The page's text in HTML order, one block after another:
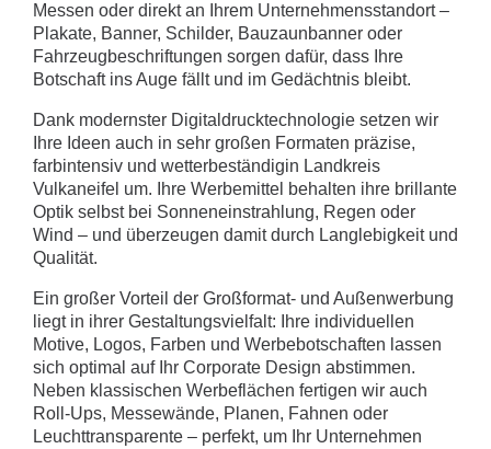
Messen oder direkt an Ihrem Unternehmensstandort –
Plakate, Banner, Schilder, Bauzaunbanner oder
Fahrzeugbeschriftungen sorgen dafür, dass Ihre
Botschaft ins Auge fällt und im Gedächtnis bleibt.
Dank modernster Digitaldrucktechnologie setzen wir
Ihre Ideen auch in sehr großen Formaten präzise,
farbintensiv und wetterbeständigin Landkreis
Vulkaneifel um. Ihre Werbemittel behalten ihre brillante
Optik selbst bei Sonneneinstrahlung, Regen oder
Wind – und überzeugen damit durch Langlebigkeit und
Qualität.
Ein großer Vorteil der Großformat- und Außenwerbung
liegt in ihrer Gestaltungsvielfalt: Ihre individuellen
Motive, Logos, Farben und Werbebotschaften lassen
sich optimal auf Ihr Corporate Design abstimmen.
Neben klassischen Werbeflächen fertigen wir auch
Roll-Ups, Messewände, Planen, Fahnen oder
Leuchttransparente – perfekt, um Ihr Unternehmen